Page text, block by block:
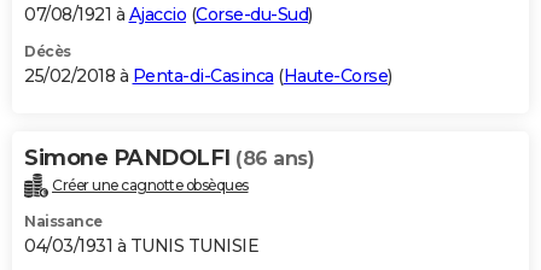
07/08/1921 à Ajaccio (Corse-du-Sud)
Décès
25/02/2018 à Penta-di-Casinca (Haute-Corse)
Simone PANDOLFI (86 ans)
Créer une cagnotte obsèques
Naissance
04/03/1931 à TUNIS TUNISIE